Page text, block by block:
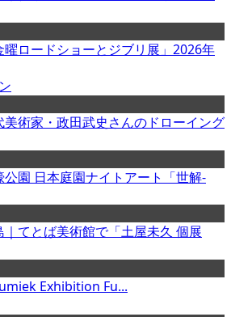
曜ロードショーとジブリ展」2026年
美術家・政田武史さんのドローイング
公園 日本庭園ナイトアート「世解-
｜てとば美術館で「土屋未久 個展
Exhibition Fu...